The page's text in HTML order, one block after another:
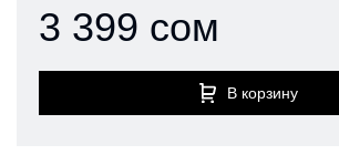
3 399 сом
В корзину